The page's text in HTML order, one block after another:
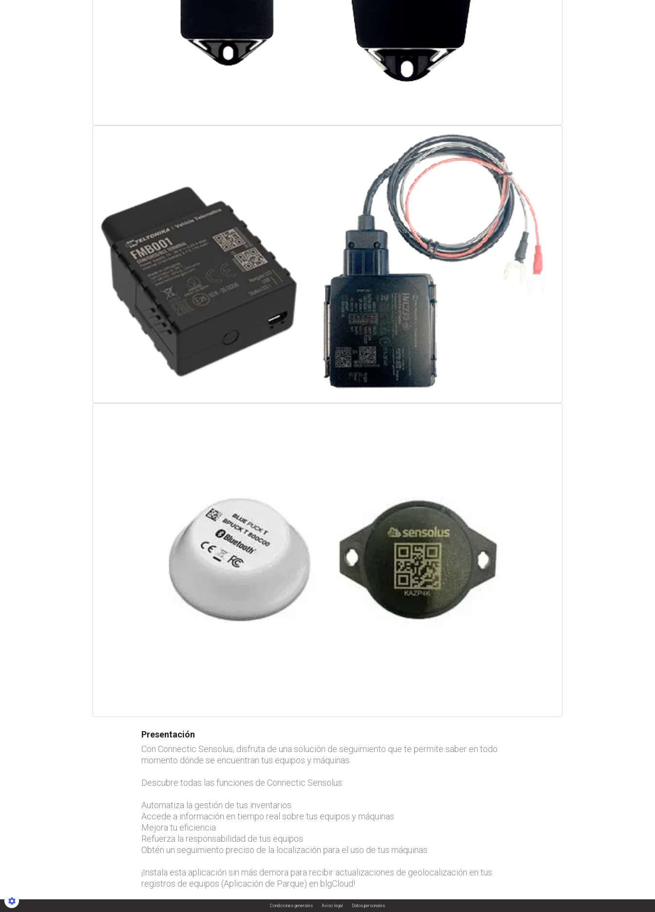
Presentación
Con Connectic Sensolus, disfruta de una solución de seguimiento que te permite saber en todo
momento dónde se encuentran tus equipos y máquinas.
Descubre todas las funciones de Connectic Sensolus:
Automatiza la gestión de tus inventarios
Accede a información en tiempo real sobre tus equipos y máquinas
Mejora tu eficiencia
Refuerza la responsabilidad de tus equipos
Obtén un seguimiento preciso de la localización para el uso de tus máquinas
¡Instala esta aplicación sin más demora para recibir actualizaciones de geolocalización en tus
registros de equipos (Aplicación de Parque) en blgCloud!
Condiciones generales Aviso legal Datos personales